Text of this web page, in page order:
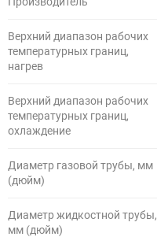
Верхний диапазон рабочих
температурных границ,
нагрев
Верхний диапазон рабочих
температурных границ,
охлаждение
Диаметр газовой трубы, мм
(дюйм)
Диаметр жидкостной трубы,
мм (дюйм)